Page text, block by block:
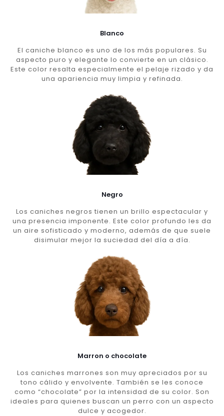
Blanco
El caniche blanco es uno de los más populares. Su
aspecto puro y elegante lo convierte en un clásico.
Este color resalta especialmente el pelaje rizado y da
una apariencia muy limpia y refinada.
Negro
Los caniches negros tienen un brillo espectacular y
una presencia imponente. Este color profundo les da
un aire sofisticado y moderno, además de que suele
disimular mejor la suciedad del día a día.
Marron o chocolate
Los caniches marrones son muy apreciados por su
tono cálido y envolvente. También se les conoce
como “chocolate” por la intensidad de su color. Son
ideales para quienes buscan un perro con un aspecto
dulce y acogedor.